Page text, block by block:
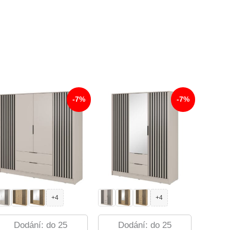
-7%
+4
Dodání: do 25
-7%
+4
Dodání: do 25